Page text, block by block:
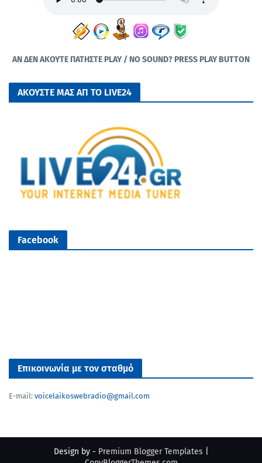
ΑΝ ΔΕΝ ΑΚΟΥΤΕ ΠΑΤΗΣΤΕ PLAY / NO SOUND? PRESS PLAY BUTTON
ΑΚΟΥΣΤΕ ΜΑΣ ΑΠ ΤΟ LIVE24
Facebook
Επικοινωνία με τον σταθμό
E-mail: voicelaikoswebradio@gmail.com
Design by - Premium Blogger Templates